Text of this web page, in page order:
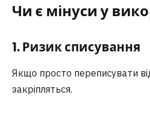
Чи є мінуси у
1. Ризик списування
Якщо просто переписувати
закріпляться.